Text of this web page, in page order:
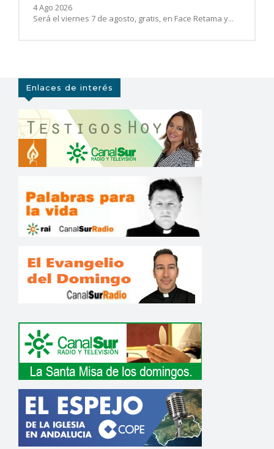
4 Ago 2026
Será el viernes 7 de agosto, gratis, en Face Retama y...
Enlaces de interés